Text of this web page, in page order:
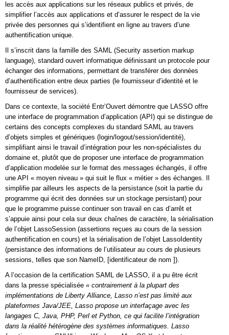
les accès aux applications sur les réseaux publics et privés, de
simplifier l’accès aux applications et d’assurer le respect de la vie
privée des personnes qui s’identifient en ligne au travers d’une
authentification unique.
Il s’inscrit dans la famille des SAML (Security assertion markup
language), standard ouvert informatique définissant un protocole pour
échanger des informations, permettant de transférer des données
d’authentification entre deux parties (le fournisseur d’identité et le
fournisseur de services).
Dans ce contexte, la société Entr’Ouvert démontre que LASSO offre
une interface de programmation d’application (API) qui se distingue de
certains des concepts complexes du standard SAML au travers
d’objets simples et génériques (login/logout/session/identité),
simplifiant ainsi le travail d’intégration pour les non-spécialistes du
domaine et, plutôt que de proposer une interface de programmation
d’application modelée sur le format des messages échangés, il offre
une API « moyen niveau » qui suit le flux « métier » des échanges. Il
simplifie par ailleurs les aspects de la persistance (soit la partie du
programme qui écrit des données sur un stockage persistant) pour
que le programme puisse continuer son travail en cas d’arrêt et
s’appuie ainsi pour cela sur deux chaînes de caractère, la sérialisation
de l’objet LassoSession (assertions reçues au cours de la session
authentification en cours) et la sérialisation de l’objet LassoIdentity
(persistance des informations de l’utilisateur au cours de plusieurs
sessions, telles que son NameID, [identificateur de nom ]).
A l’occasion de la certification SAML de LASSO, il a pu être écrit
dans la presse spécialisée « contrairement à la plupart des
implémentations de Liberty Alliance, Lasso n’est pas limité aux
plateformes Java/JEE, Lasso propose un interfaçage avec les
langages C, Java, PHP, Perl et Python, ce qui facilite l’intégration
dans la réalité hétérogène des systèmes informatiques. Lasso